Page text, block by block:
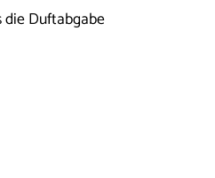
die Duftabgabe